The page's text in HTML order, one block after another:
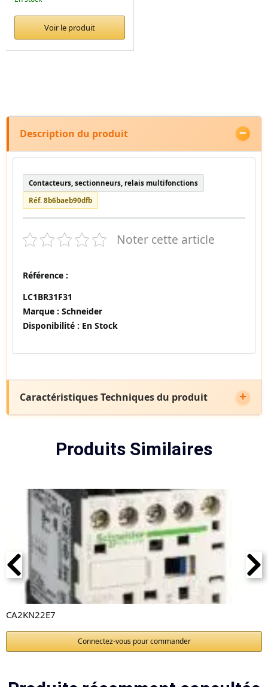
Voir le produit
Description du produit
Contacteurs, sectionneurs, relais multifonctions
Réf. 8b6baeb90dfb
Noter cette article
Référence :
LC1BR31F31
Marque : Schneider
Disponibilité : En Stock
Caractéristiques Techniques du produit
Produits Similaires
CA2KN22E7
Connectez-vous pour commander